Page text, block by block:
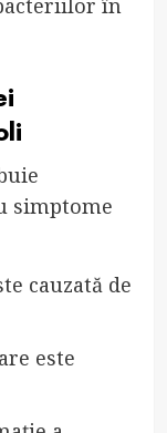
în
simptome
cauzată de
este